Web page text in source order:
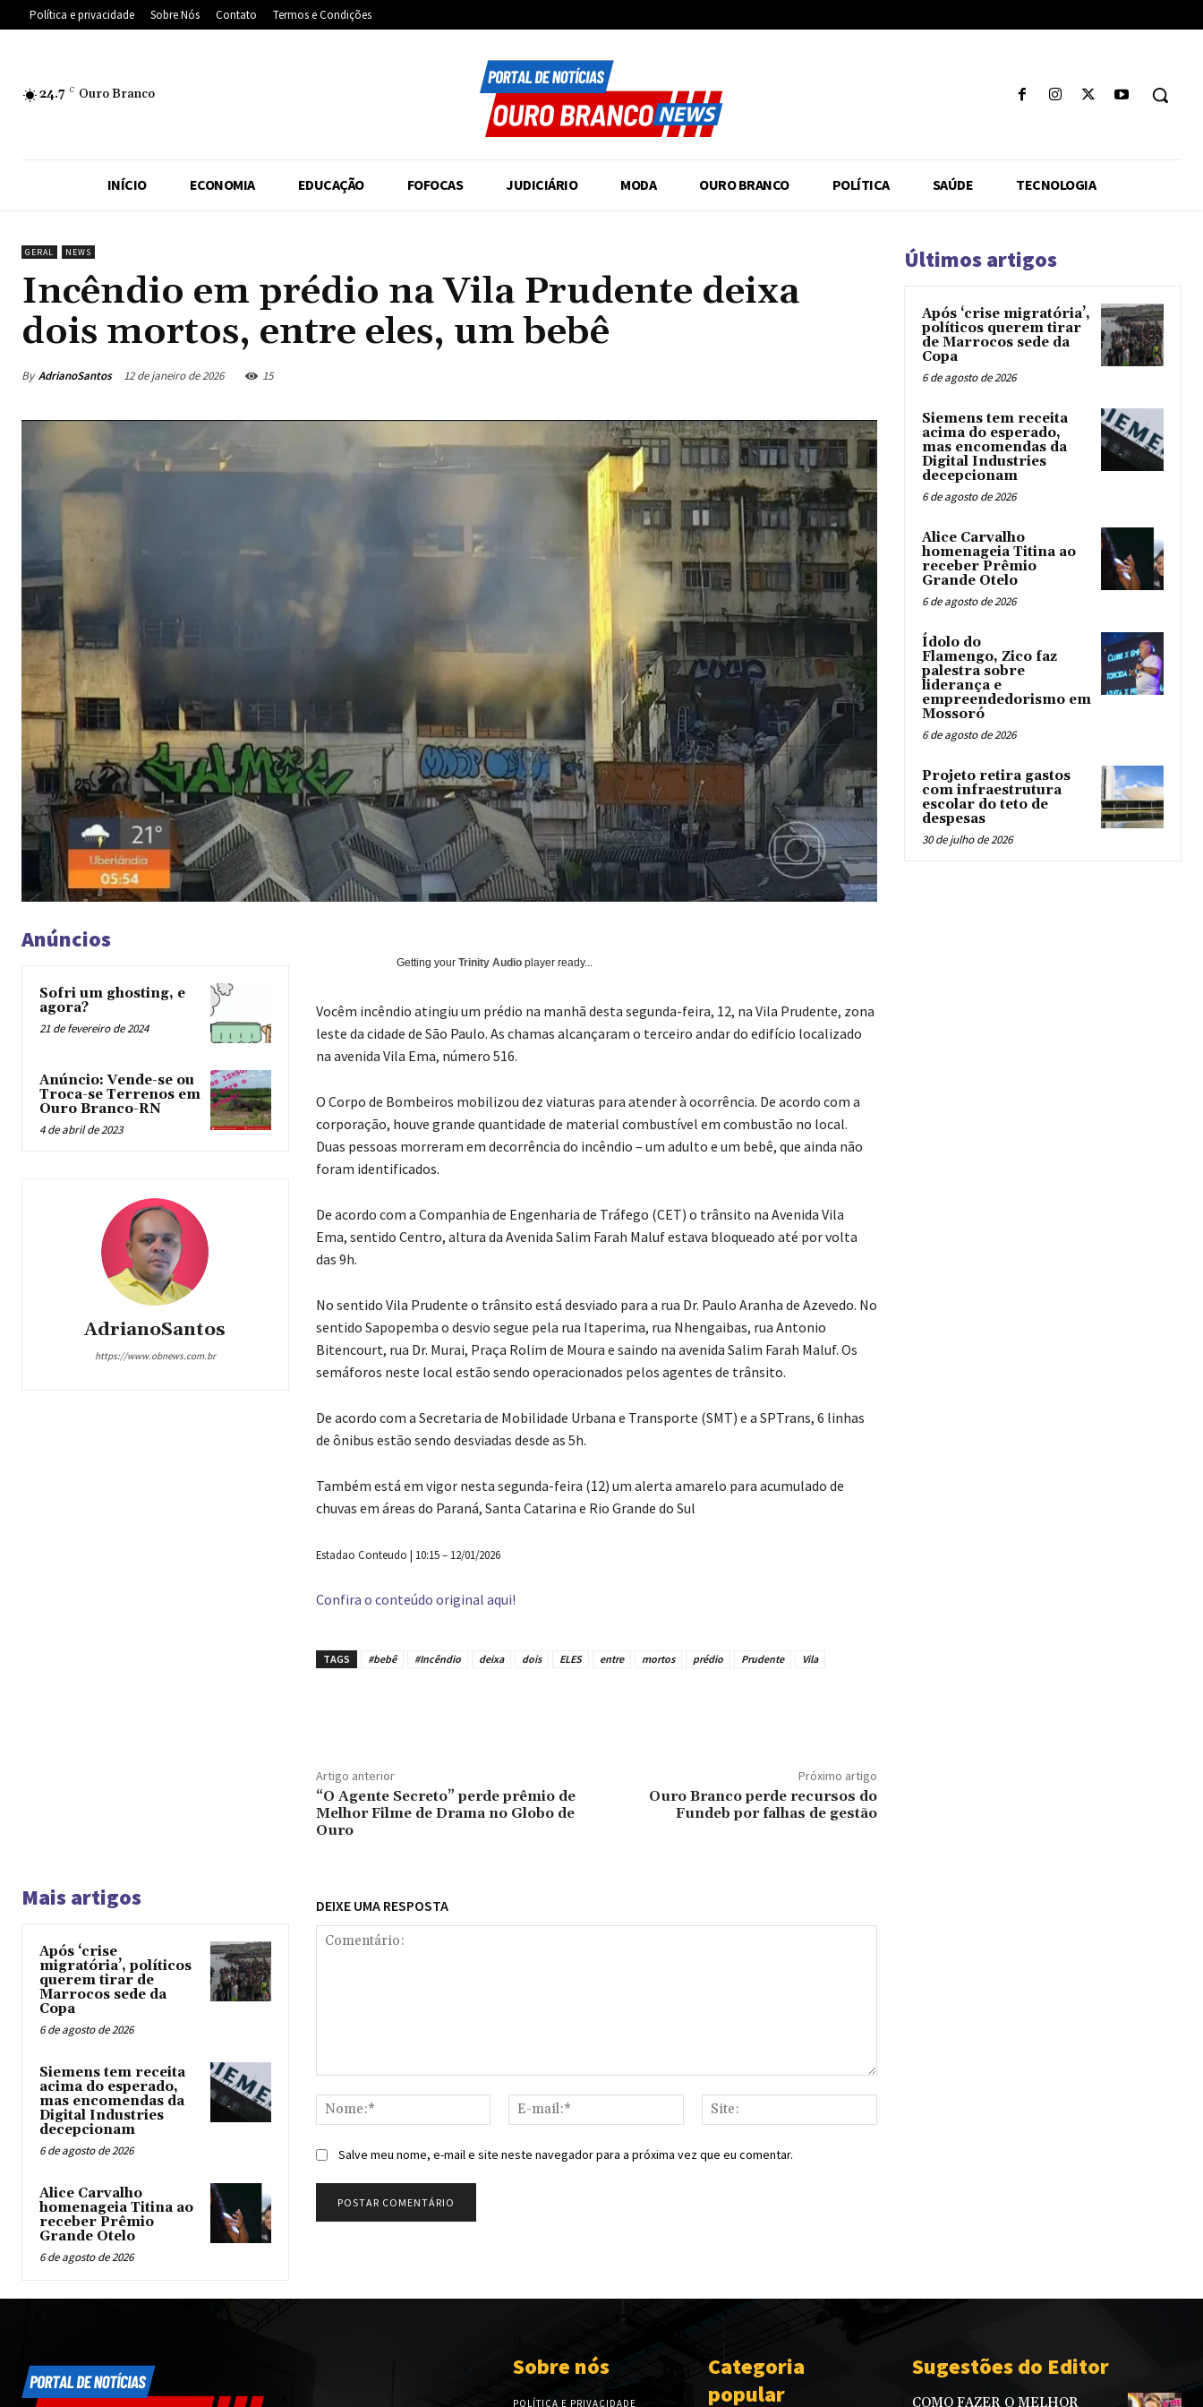
Política e privacidade Sobre Nós Contato Termos e Condições
24.7 C Ouro Branco
INÍCIO ECONOMIA EDUCAÇÃO FOFOCAS JUDICIÁRIO MODA OURO BRANCO POLÍTICA SAÚDE TECNOLOGIA
GERAL NEWS
Incêndio em prédio na Vila Prudente deixa
dois mortos, entre eles, um bebê
By AdrianoSantos 12 de janeiro de 2026 15
Anúncios
Sofri um ghosting, e
agora?
21 de fevereiro de 2024
Anúncio: Vende-se ou
Troca-se Terrenos em
Ouro Branco-RN
4 de abril de 2023
AdrianoSantos
https://www.obnews.com.br
Getting your Trinity Audioplayer ready...
Vocêm incêndio atingiu um prédio na manhã desta segunda-feira, 12, na Vila Prudente, zona
leste da cidade de São Paulo. As chamas alcançaram o terceiro andar do edifício localizado
na avenida Vila Ema, número 516.
O Corpo de Bombeiros mobilizou dez viaturas para atender à ocorrência. De acordo com a
corporação, houve grande quantidade de material combustível em combustão no local.
Duas pessoas morreram em decorrência do incêndio – um adulto e um bebê, que ainda não
foram identificados.
De acordo com a Companhia de Engenharia de Tráfego (CET) o trânsito na Avenida Vila
Ema, sentido Centro, altura da Avenida Salim Farah Maluf estava bloqueado até por volta
das 9h.
No sentido Vila Prudente o trânsito está desviado para a rua Dr. Paulo Aranha de Azevedo. No
sentido Sapopemba o desvio segue pela rua Itaperima, rua Nhengaibas, rua Antonio
Bitencourt, rua Dr. Murai, Praça Rolim de Moura e saindo na avenida Salim Farah Maluf. Os
semáforos neste local estão sendo operacionados pelos agentes de trânsito.
De acordo com a Secretaria de Mobilidade Urbana e Transporte (SMT) e a SPTrans, 6 linhas
de ônibus estão sendo desviadas desde as 5h.
Também está em vigor nesta segunda-feira (12) um alerta amarelo para acumulado de
chuvas em áreas do Paraná, Santa Catarina e Rio Grande do Sul
Estadao Conteudo | 10:15 – 12/01/2026
Confira o conteúdo original aqui!
TAGS #bebê #Incêndio deixa dois ELES entre mortos prédio Prudente Vila
Artigo anterior
“O Agente Secreto” perde prêmio de
Melhor Filme de Drama no Globo de
Ouro
Próximo artigo
Ouro Branco perde recursos do
Fundeb por falhas de gestão
Mais artigos
Após ‘crise
migratória’, políticos
querem tirar de
Marrocos sede da
Copa
6 de agosto de 2026
Siemens tem receita
acima do esperado,
mas encomendas da
Digital Industries
decepcionam
6 de agosto de 2026
Alice Carvalho
homenageia Titina ao
receber Prêmio
Grande Otelo
6 de agosto de 2026
DEIXE UMA RESPOSTA
Nome:*
mail:*
Salve meu nome, e-mail e site neste navegador para a próxima vez que eu comentar.
Últimos artigos
Após ‘crise migratória’,
políticos querem tirar
de Marrocos sede da
Copa
6 de agosto de 2026
Siemens tem receita
acima do esperado,
mas encomendas da
Digital Industries
decepcionam
6 de agosto de 2026
Alice Carvalho
homenageia Titina ao
receber Prêmio
Grande Otelo
6 de agosto de 2026
Ídolo do
Flamengo, Zico faz
palestra sobre
liderança e
empreendedorismo em
Mossoró
6 de agosto de 2026
Projeto retira gastos
com infraestrutura
escolar do teto de
despesas
30 de julho de 2026
Sobre nós
POLÍTICA E PRIVACIDADE
Categoria
popular
Sugestões do Editor
COMO FAZER O MELHOR